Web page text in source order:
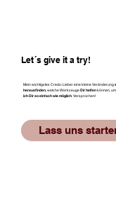
Let´s give it a try!
Mein wichtigstes Credo: Lieber eine kleine Veränderung
herausfinden, welche WerkzeugeDir helfenkönnen, um
ich Dir so einfach wie möglich. Versprochen!
Lass uns